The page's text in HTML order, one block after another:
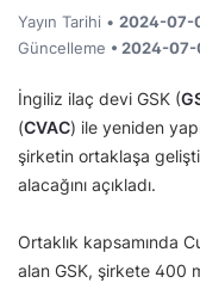
Yayın Tarihi • 2024-07-
Güncelleme • 2024-07-
İngiliz ilaç devi GSK (
(CVAC) ile yeniden
şirketin ortaklaşa
alacağını açıkladı.
Ortaklık kapsamında
alan GSK, şirkete 400